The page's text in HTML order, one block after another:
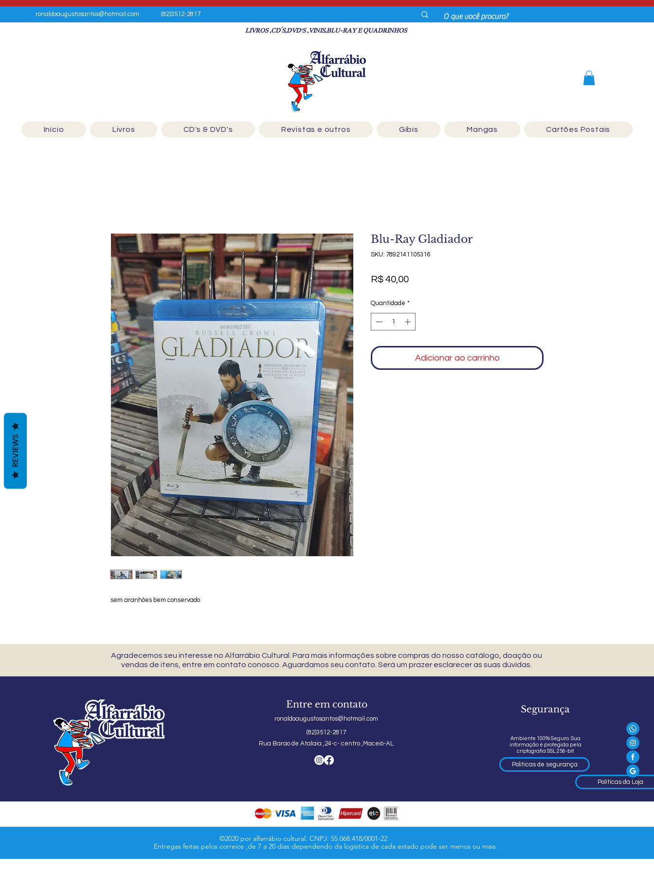
ronaldoaugustosantos@hotmail.com (82)3512-2817
LIVROS ,CD´S,DVD'S ,VINIS,BLU-RAY E QUADRINHOS
Início Livros CD's & DVD's Revistas e outros Gibis Mangas Cartões Postais
sem aranhões bem conservado
Blu-Ray Gladiador
SKU: 7892141105316
R$ 40,00Preço
Quantidade *
Adicionar ao carrinho
Agradecemos seu interesse no Alfarrábio Cultural. Para mais informações sobre compras do nosso catálogo, doação ou
vendas de itens, entre em contato conosco. Aguardamos seu contato. Será um prazer esclarecer as suas dúvidas.
Entre em contato
ronaldoaugustosantos@hotmail.com
(82)3512-2817
Rua Barao de Atalaia ,24-c- centro ,Maceió-AL
Segurança
Ambiente 100% Seguro. Sua
informação é protegida pela
criptografia SSL 256-bit.
Políticas de segurança
Políticas da Loja
©2020 por alfarrábio cultural. CNPJ: 55.068.418/0001-22
Entregas feitas pelos correios ,de 7 a 20 dias dependendo da logística de cada estado pode ser menos ou mais .
REVIEWS